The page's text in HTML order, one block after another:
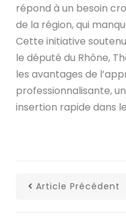
répond à un besoin
de la région, qui
Cette initiative
le député du Rhône,
les avantages de
professionnalisante,
insertion rapide dans
Article Précédent